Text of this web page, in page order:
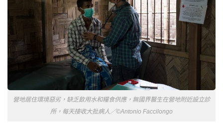
營地居住環境惡劣，缺乏飲用水和糧食供應，無國界醫生在營地附近設立診
所，每天接收大批病人／©Antonio Faccilongo